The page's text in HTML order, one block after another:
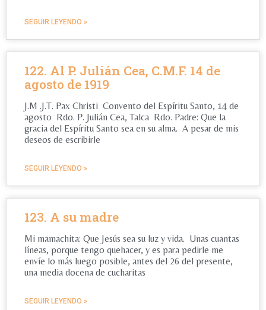
SEGUIR LEYENDO »
122. Al P. Julián Cea, C.M.F. 14 de
agosto de 1919
J.M .J.T. Pax Christi Convento del Espíritu Santo, 14 de
agosto Rdo. P. Julián Cea, Talca Rdo. Padre: Que la
gracia del Espíritu Santo sea en su alma. A pesar de mis
deseos de escribirle
SEGUIR LEYENDO »
123. A su madre
Mi mamachita: Que Jesús sea su luz y vida. Unas cuantas
líneas, porque tengo quehacer, y es para pedirle me
envíe lo más luego posible, antes del 26 del presente,
una media docena de cucharitas
SEGUIR LEYENDO »